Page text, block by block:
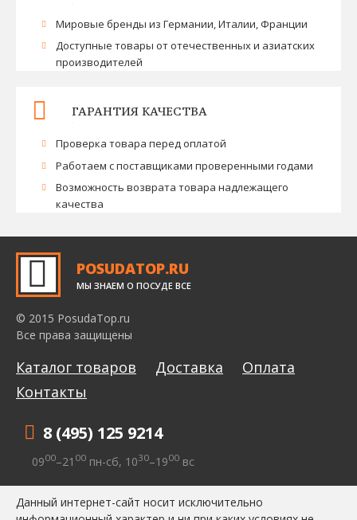
Мировые бренды из Германии, Италии, Франции
Доступные товары от отечественных и азиатских
производителей
ГАРАНТИЯ КАЧЕСТВА
Проверка товара перед оплатой
Работаем с поставщиками проверенными годами
Возможность возврата товара надлежащего
качества
POSUDATOP.RU
МЫ ЗНАЕМ О ПОСУДЕ ВСЕ
© 2015 PosudaTop.ru
Все права защищены
Каталог товаров Доставка
Оплата
Контакты
8 (495) 125 9214
0900–21 00 пн-сб, 1030–1900 вс
Данный интернет-сайт носит исключительно